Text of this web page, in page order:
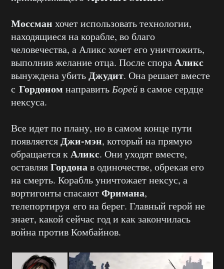
Моссман хочет использовать технологии,
находящиеся на корабле, во благо
человечества, а Аликс хочет его уничтожить,
выполнив желание отца. После спораАликс
вынуждена убитьДжудит. Она решает вместе
с Гордоном направить Борейв самое сердце
нексуса.
Все идет по плану, но в самом конце пути
появляетсяДжи-мэн, который на прямую
обращается кАликс. Они уходят вместе,
оставляяГордонав одиночестве, обрекая его
на смерть. Корабль уничтожает нексус, а
вортигонты спасаютФримана,
телепортируя его на берег. Главный герой не
знает, какой сейчас год и как закончилась
война против Комбайнов.